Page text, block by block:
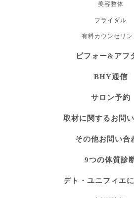
美容整体
ブライダル
有料カウンセリン
ビフォー&アフ
BHY通信
サロン予約
取材に関するお問
その他お問い合
9つの体質診
デト・ユニフィエ